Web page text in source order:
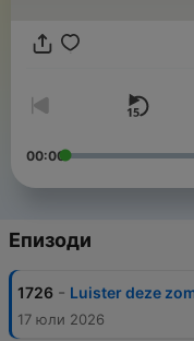
00:00
Епизоди
1726 - Luister deze
17 юли 2026